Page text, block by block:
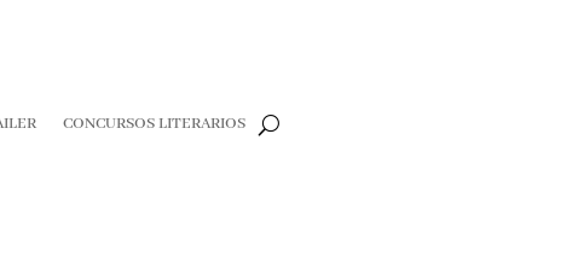
CONCURSOS LITERARIOS